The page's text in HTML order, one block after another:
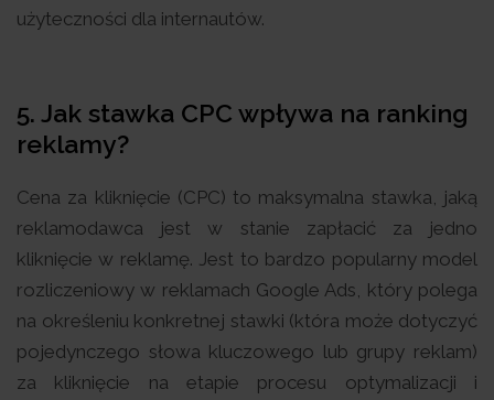
użyteczności dla internautów.
5. Jak stawka CPC wpływa na ranking
reklamy?
Cena za kliknięcie (CPC) to maksymalna stawka, jaką
reklamodawca jest w stanie zapłacić za jedno
kliknięcie w reklamę. Jest to bardzo popularny model
rozliczeniowy w reklamach Google Ads, który polega
na określeniu konkretnej stawki (która może dotyczyć
pojedynczego słowa kluczowego lub grupy reklam)
za kliknięcie na etapie procesu optymalizacji i